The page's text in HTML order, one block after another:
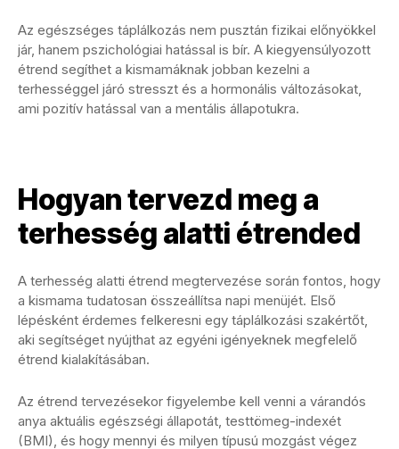
Az egészséges táplálkozás nem pusztán fizikai előnyökkel
jár, hanem pszichológiai hatással is bír. A kiegyensúlyozott
étrend segíthet a kismamáknak jobban kezelni a
terhességgel járó stresszt és a hormonális változásokat,
ami pozitív hatással van a mentális állapotukra.
Hogyan tervezd meg a
terhesség alatti étrended
A terhesség alatti étrend megtervezése során fontos, hogy
a kismama tudatosan összeállítsa napi menüjét. Első
lépésként érdemes felkeresni egy táplálkozási szakértőt,
aki segítséget nyújthat az egyéni igényeknek megfelelő
étrend kialakításában.
Az étrend tervezésekor figyelembe kell venni a várandós
anya aktuális egészségi állapotát, testtömeg-indexét
(BMI), és hogy mennyi és milyen típusú mozgást végez